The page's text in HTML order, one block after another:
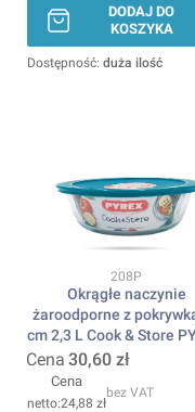
DODAJ DO
KOSZYKA
Dostępność: duża ilość
Kod produktu
208P
Okrągłe naczynie
żaroodporne z
cm 2,3 L
Cena 30,60 zł
Cena
24,88 zł
bez VAT